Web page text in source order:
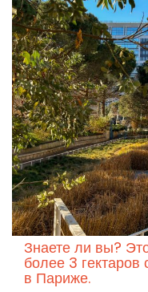
Знаете ли вы?
более 3
в Париже.